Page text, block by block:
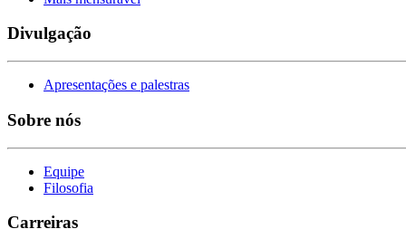
Divulgação
Apresentações e palestras
Sobre nós
Equipe
Filosofia
Carreiras